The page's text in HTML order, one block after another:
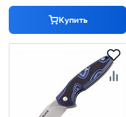
Купить